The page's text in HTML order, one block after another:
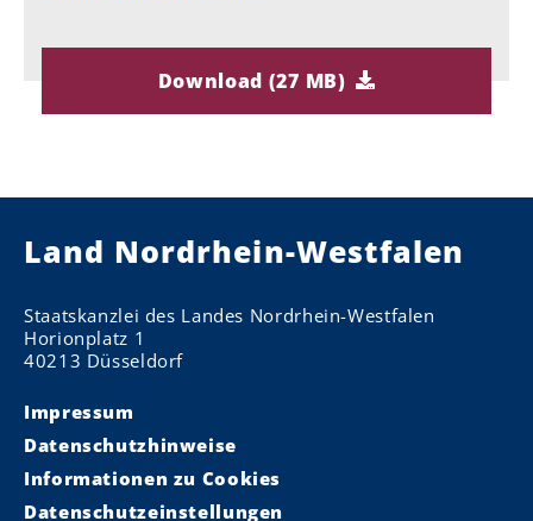
Download (27 MB)
Land Nordrhein-Westfalen
Staatskanzlei des Landes Nordrhein-Westfalen
Horionplatz 1
40213 Düsseldorf
Impressum
Datenschutzhinweise
Informationen zu Cookies
Datenschutzeinstellungen